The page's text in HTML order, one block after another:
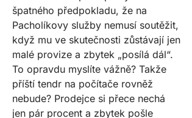
špatného předpokladu, že na
Pacholíkovy služby nemusí soutěžit,
když mu ve skutečnosti zůstávají jen
malé provize a zbytek „posílá dál“.
To opravdu myslíte vážně? Takže
příští tendr na počítače rovněž
nebude? Prodejce si přece nechá
jen pár procent a zbytek pošle